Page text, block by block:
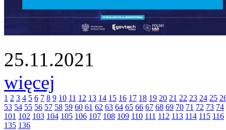
25.11.2021
więcej
1 2 3 4 5 6 7 8 9 10 11 12 13 14 15 16 17 18 19 20 21 22 23 24 25
53 54 55 56 57 58 59 60 61 62 63 64 65 66 67 68 69 70 71 72 73 74
101 102 103 104 105 106 107 108 109 110 111 112 113 114 115 116
135 136